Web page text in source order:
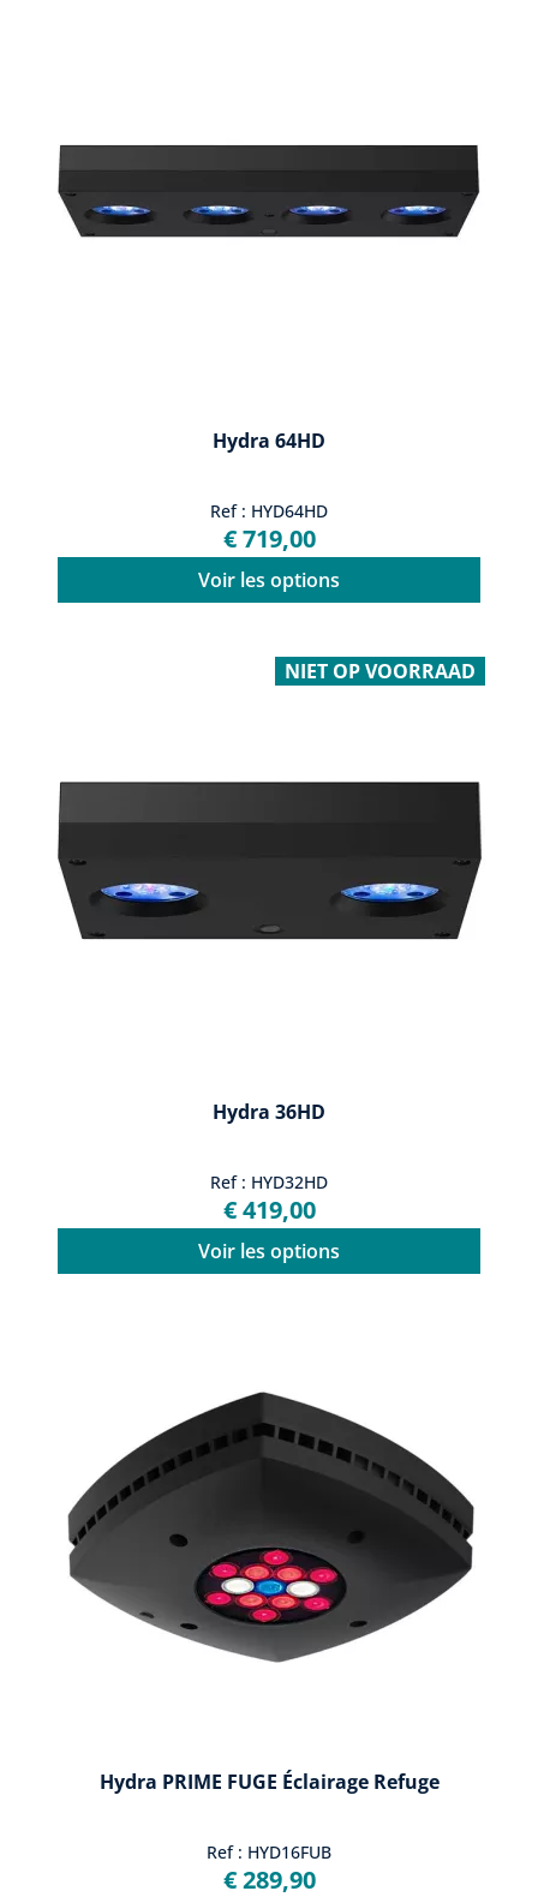
Hydra 64HD
Ref : HYD64HD
€ 719,00
Voir les options
Hydra 36HD
Ref : HYD32HD
€ 419,00
Voir les options
NIET OP VOORRAAD
Hydra PRIME FUGE Éclairage Refuge
Ref : HYD16FUB
€ 289,90